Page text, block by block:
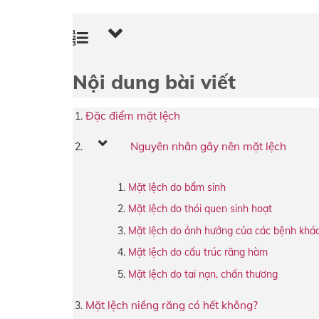
Nội dung bài viết
Đặc điểm mặt lệch
Nguyên nhân gây nên mặt lệch
Mặt lệch do bẩm sinh
Mặt lệch do thói quen sinh hoạt
Mặt lệch do ảnh hưởng của các bệnh
Mặt lệch do cấu trúc răng hàm
Mặt lệch do tai nạn, chấn thương
Mặt lệch niềng răng có hết không?